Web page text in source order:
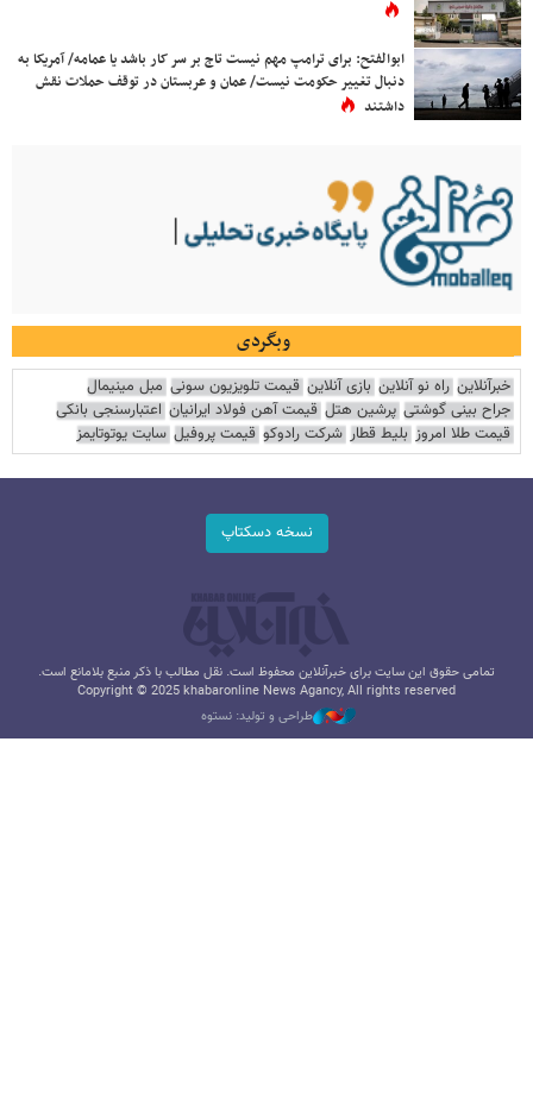
ابوالفتح: برای ترامپ مهم نیست تاج بر سر کار باشد یا عمامه/ آمریکا به
دنبال تغییر حکومت نیست/ عمان و عربستان در توقف حملات نقش
داشتند
وبگردی
خبرآنلاین راه نو آنلاین بازی آنلاین قیمت تلویزیون سونی مبل مینیمال
جراح بینی گوشتی پرشین هتل قیمت آهن فولاد ایرانیان اعتبارسنجی بانکی
قیمت طلا امروز بلیط قطار شرکت رادوکو قیمت پروفیل سایت یوتوتایمز
نسخه دسکتاپ
تمامی حقوق این سایت برای خبرآنلاین محفوظ است. نقل مطالب با ذکر منبع بلامانع است.
Copyright © 2025 khabaronline News Agancy, All rights reserved
طراحی و تولید: نستوه